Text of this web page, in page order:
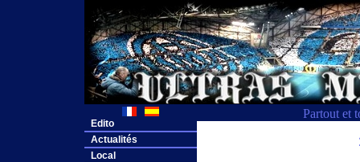
Partout et
Edito
Actualités
Local